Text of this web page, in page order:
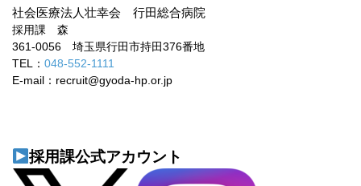
社会医療法人壮幸会 行田総合病院
採用課 森
361-0056 埼玉県行田市持田376番地
TEL： 048-552-1111
E-mail：recruit@gyoda-hp.or.jp
採用課公式アカウント